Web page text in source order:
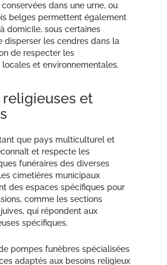
dans une urne, ou
belges permettent également
domicile, sous certaines
disperser les cendres dans la
de respecter les
et environnementales.
religieuses et
que pays multiculturel et
et respecte les
funéraires des diverses
cimetières municipaux
des espaces spécifiques pour
comme les sections
qui répondent aux
spécifiques.
pompes funèbres spécialisées
adaptés aux besoins religieux